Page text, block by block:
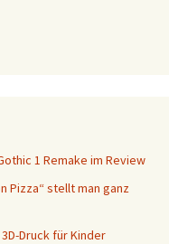
1 Remake im Review
Pizza“ stellt man ganz
Druck für Kinder